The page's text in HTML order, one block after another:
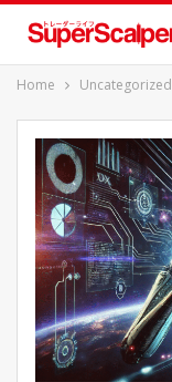
Home Uncategorized